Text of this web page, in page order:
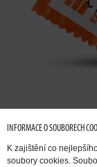
INFORMACE O SOUBORECH
K zajištění co
soubory cookies.